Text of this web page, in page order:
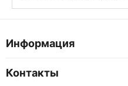
Информация
Контакты